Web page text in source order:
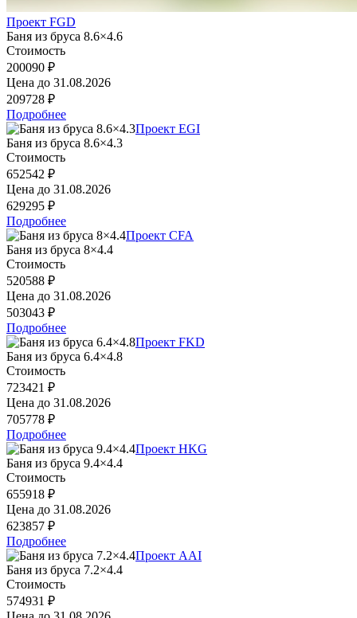
Проект FGD
Баня из бруса 8.6×4.6
Стоимость
200090 ₽
Цена до 31.08.2026
209728 ₽
Подробнее
Проект EGI
Баня из бруса 8.6×4.3
Стоимость
652542 ₽
Цена до 31.08.2026
629295 ₽
Подробнее
Проект CFA
Баня из бруса 8×4.4
Стоимость
520588 ₽
Цена до 31.08.2026
503043 ₽
Подробнее
Проект FKD
Баня из бруса 6.4×4.8
Стоимость
723421 ₽
Цена до 31.08.2026
705778 ₽
Подробнее
Проект HKG
Баня из бруса 9.4×4.4
Стоимость
655918 ₽
Цена до 31.08.2026
623857 ₽
Подробнее
Проект AAI
Баня из бруса 7.2×4.4
Стоимость
574931 ₽